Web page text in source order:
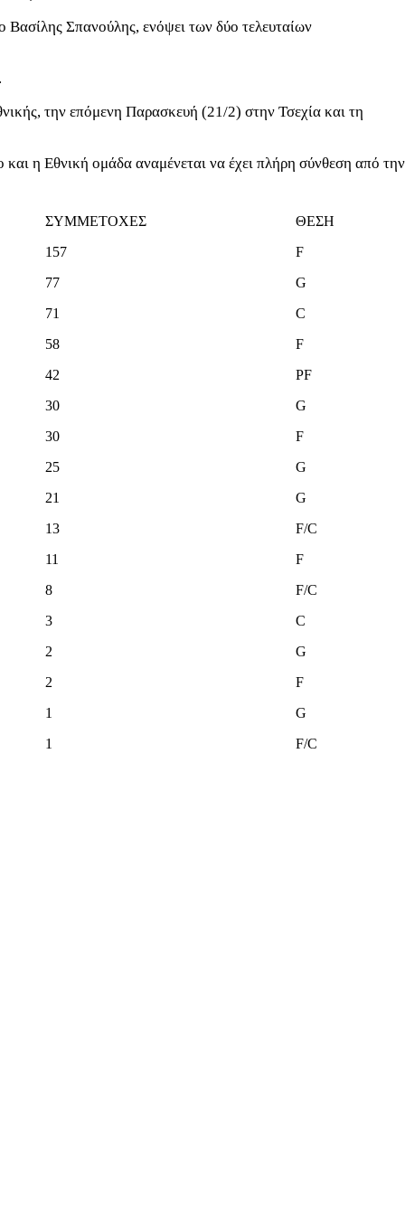
Βασίλης Σπανούλης, ενόψει των δύο τελευταίων
την επόμενη Παρασκευή (21/2) στην Τσεχία και τη
η Εθνική ομάδα αναμένεται να έχει πλήρη σύνθεση από την
ΣΥΜΜΕΤΟΧΕΣ
ΘΕΣΗ
157
F
77
G
71
C
58
F
42
PF
30
G
30
F
25
G
21
G
13
F/C
11
F
8
F/C
3
C
2
G
2
F
1
G
1 F/C